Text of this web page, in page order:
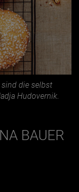
die selbst
Hudovernik.
BAUER